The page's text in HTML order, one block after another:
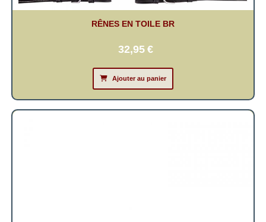
RÊNES EN TOILE BR
32,95 €
Ajouter au panier